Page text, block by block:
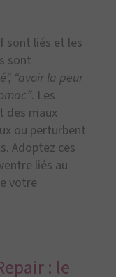
sont liés et les
sont
“avoir la peur
. Les
des maux
ou perturbent
Adoptez ces
liés au
votre
: le